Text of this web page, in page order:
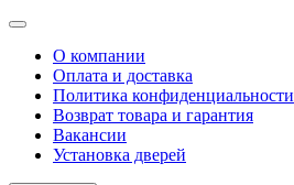
О компании
Оплата и доставка
Политика конфиденциальности
Возврат товара и гарантия
Вакансии
Установка дверей